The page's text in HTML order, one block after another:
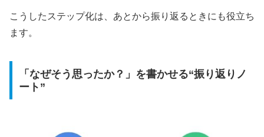
こうしたステップ化は、あとから振り返るときにも役立ち
ます。
「なぜそう思ったか？」を書かせる“振り返りノ
ート”